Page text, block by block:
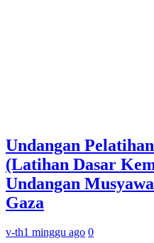
Undangan
(Latihan Dasar
Undangan
Gaza
v-th1 minggu ago 0